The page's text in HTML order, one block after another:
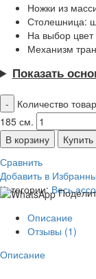
Ножки из
Столешница:
На выбор
Механизм
Показать
Количество
185 см.
В корзину
Сравнить
Добавить в
Категории:Весь
Описание
Отзывы (1)
Описание